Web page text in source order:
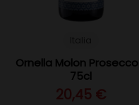
Ornella Molon
75cl
20,45 €